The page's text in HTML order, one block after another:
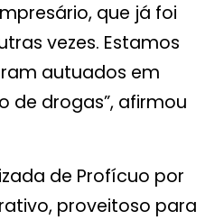
que já foi
vezes. Estamos
autuados em
de drogas”, afirmou
de Profícuo por
proveitoso para